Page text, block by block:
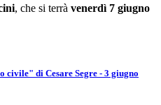
, che si terrà venerdì 7 giugno
di Cesare Segre - 3 giugno